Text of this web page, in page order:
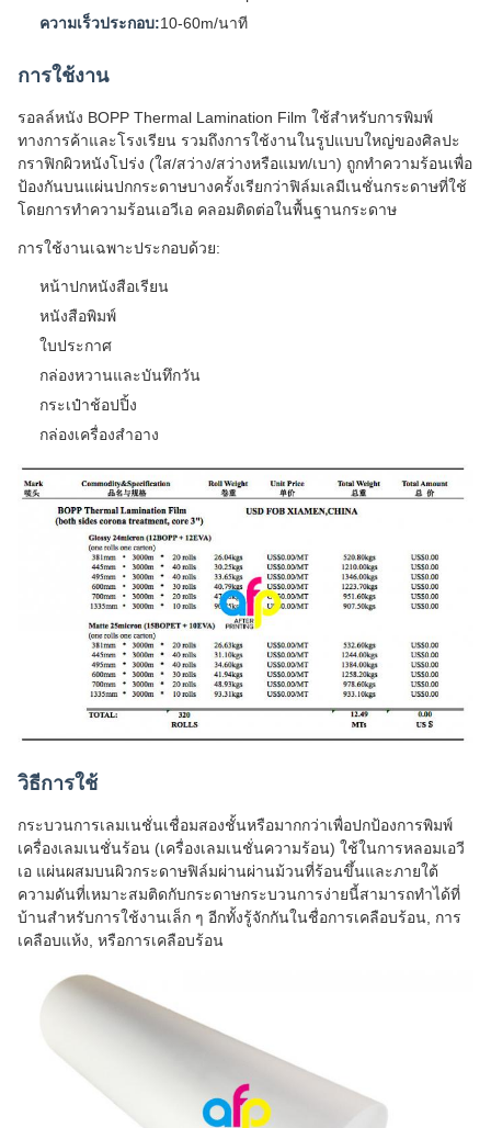
ความเร็วประกอบ:10-60m/นาที
การใช้งาน
รอลล์หนัง BOPP Thermal Lamination Film ใช้สําหรับการพิมพ์
ทางการค้าและโรงเรียน รวมถึงการใช้งานในรูปแบบใหญ่ของศิลปะ
กราฟิกผิวหนังโปร่ง (ใส/สว่าง/สว่างหรือแมท/เบา) ถูกทําความร้อนเพื่อ
ป้องกันบนแผ่นปกกระดาษบางครั้งเรียกว่าฟิล์มเลมีเนชั่นกระดาษที่ใช้
โดยการทําความร้อนเอวีเอ คลอมติดต่อในพื้นฐานกระดาษ
การใช้งานเฉพาะประกอบด้วย:
หน้าปกหนังสือเรียน
หนังสือพิมพ์
ใบประกาศ
กล่องหวานและบันทึกวัน
กระเป๋าช้อปปิ้ง
กล่องเครื่องสําอาง
วิธีการใช้
กระบวนการเลมเนชั่นเชื่อมสองชั้นหรือมากกว่าเพื่อปกป้องการพิมพ์
เครื่องเลมเนชั่นร้อน (เครื่องเลมเนชั่นความร้อน) ใช้ในการหลอมเอวี
เอ แผ่นผสมบนผิวกระดาษฟิล์มผ่านผ่านม้วนที่ร้อนขึ้นและภายใต้
ความดันที่เหมาะสมติดกับกระดาษกระบวนการง่ายนี้สามารถทําได้ที่
บ้านสําหรับการใช้งานเล็ก ๆ อีกทั้งรู้จักกันในชื่อการเคลือบร้อน, การ
เคลือบแห้ง, หรือการเคลือบร้อน